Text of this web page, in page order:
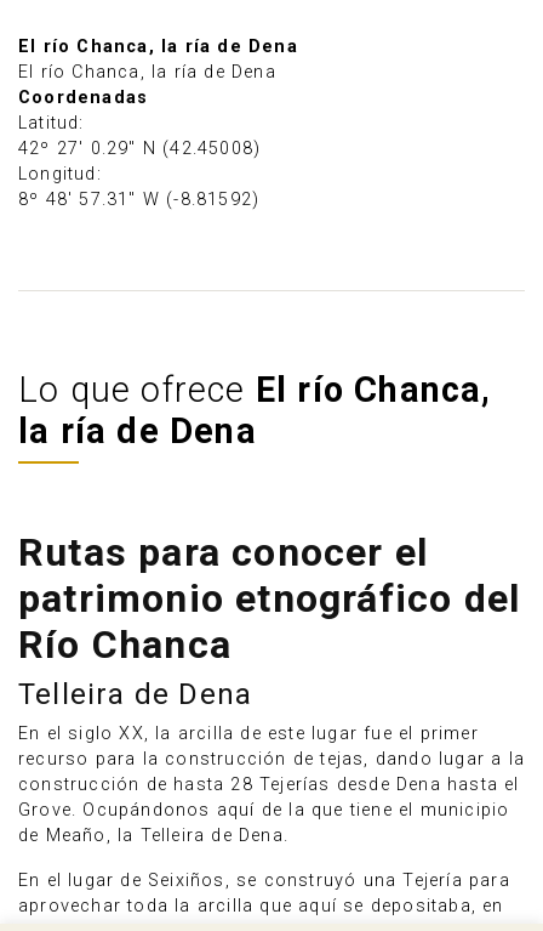
El río Chanca, la ría de Dena
El río Chanca, la ría de Dena
Coordenadas
Latitud:
42º 27' 0.29" N (42.45008)
Longitud:
8º 48' 57.31" W (-8.81592)
Lo que ofrece El río Chanca,
la ría de Dena
Rutas para conocer el
patrimonio etnográfico del
Río Chanca
Telleira de Dena
En el siglo XX, la arcilla de este lugar fue el primer
recurso para la construcción de tejas, dando lugar a la
construcción de hasta 28 Tejerías desde Dena hasta el
Grove. Ocupándonos aquí de la que tiene el municipio
de Meaño, la Telleira de Dena.
En el lugar de Seixiños, se construyó una Tejería para
aprovechar toda la arcilla que aquí se depositaba, en